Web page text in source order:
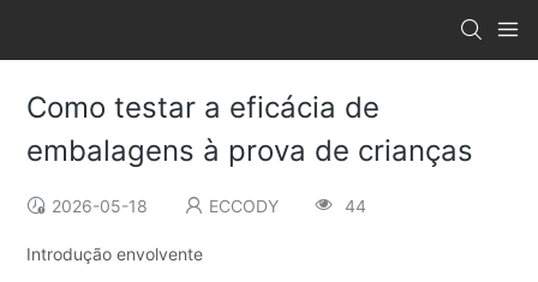
Como testar a eficácia de
embalagens à prova de crianças
2026-05-18 ECCODY 44
Introdução envolvente